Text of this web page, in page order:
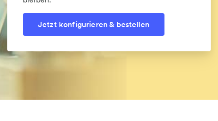
Jetzt konfigurieren & bestellen